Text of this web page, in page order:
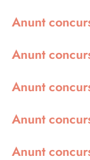
Anunt
Anunt
Anunt
Anunt
Anunt